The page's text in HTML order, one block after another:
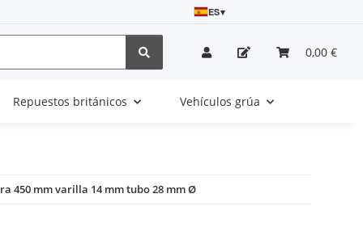
ES▾
0,00 €
Repuestos británicos Vehículos grúa
450 mm varilla 14 mm tubo 28 mm Ø